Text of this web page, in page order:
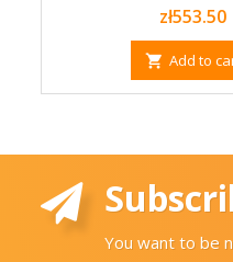
Price
zł553.50
 Add to
You want to be